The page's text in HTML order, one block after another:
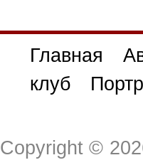
Главная
клуб
Copyright ©